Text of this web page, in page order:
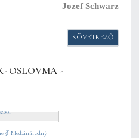
Jozef Schwarz
ČABY KÖVETKEZŐ CIKK:
KÖVETKEZŐ
OSLOVMA -
💃 Medzinárodný